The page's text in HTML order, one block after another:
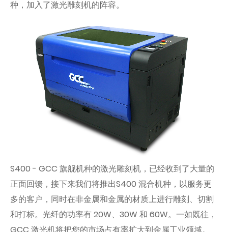
种，加入了激光雕刻机的阵容。
S400 - GCC 旗舰机种的激光雕刻机，已经收到了大量的
正面回馈，接下来我们将推出S400 混合机种，以服务更
多的客户，同时在非金属和金属的材质上进行雕刻、切割
和打标。光纤的功率有 20W、30W 和 60W。一如既往，